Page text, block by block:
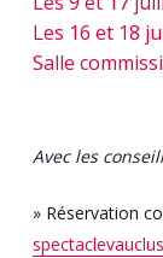
Les 16 et 18
Salle
Avec les
» Réservation